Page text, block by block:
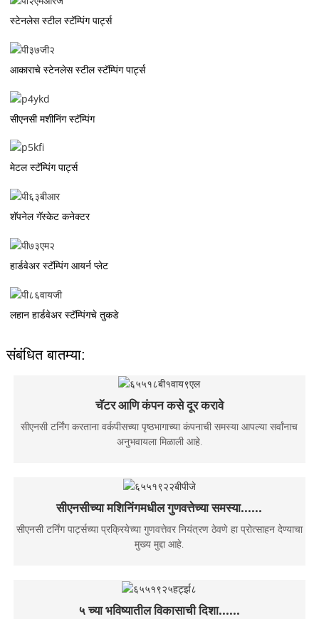
स्टेनलेस स्टील स्टॅम्पिंग पार्ट्स
आकाराचे स्टेनलेस स्टील स्टॅम्पिंग पार्ट्स
सीएनसी मशीनिंग स्टॅम्पिंग
मेटल स्टॅम्पिंग पार्ट्स
शॅपनेल गॅस्केट कनेक्टर
हार्डवेअर स्टॅम्पिंग आयर्न प्लेट
लहान हार्डवेअर स्टॅम्पिंगचे तुकडे
संबंधित बातम्या:
चॅटर आणि कंपन कसे दूर करावे
सीएनसी टर्निंग करताना वर्कपीसच्या पृष्ठभागाच्या कंपनाची समस्या आपल्या सर्वांनाच
अनुभवायला मिळाली आहे.
सीएनसीच्या मशिनिंगमधील गुणवत्तेच्या समस्या......
सीएनसी टर्निंग पार्ट्सच्या प्रक्रियेच्या गुणवत्तेवर नियंत्रण ठेवणे हा प्रोत्साहन देण्याचा
मुख्य मुद्दा आहे.
५ च्या भविष्यातील विकासाची दिशा......